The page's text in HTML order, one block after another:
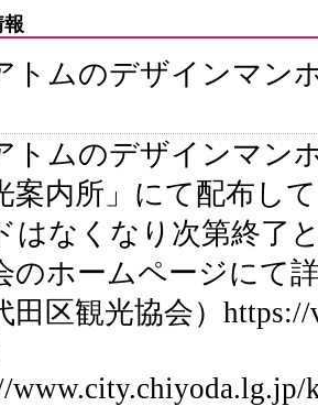
トムのデザインマン
トムのデザインマン
案内所」にて配布し
はなくなり次第終了
のホームページにて
田区観光協会）
www.city.chiyoda.lg.jp/